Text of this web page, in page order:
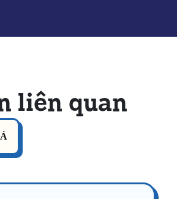
liên quan